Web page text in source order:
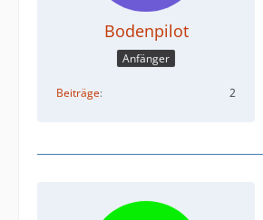
Bodenpilot
Anfänger
Beiträge 2